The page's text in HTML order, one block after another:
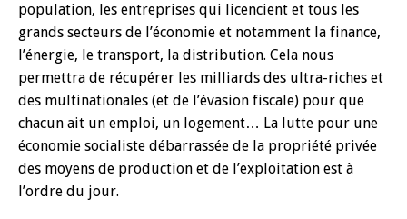
population, les entreprises qui licencient et tous les
grands secteurs de l’économie et notamment la finance,
l’énergie, le transport, la distribution. Cela nous
permettra de récupérer les milliards des ultra-riches et
des multinationales (et de l’évasion fiscale) pour que
chacun ait un emploi, un logement… La lutte pour une
économie socialiste débarrassée de la propriété privée
des moyens de production et de l’exploitation est à
l’ordre du jour.